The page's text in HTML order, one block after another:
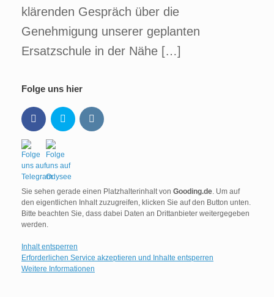
klärenden Gespräch über die
Genehmigung unserer geplanten
Ersatzschule in der Nähe […]
Folge uns hier
Sie sehen gerade einen Platzhalterinhalt von Gooding.de . Um auf
den eigentlichen Inhalt zuzugreifen, klicken Sie auf den Button unten.
Bitte beachten Sie, dass dabei Daten an Drittanbieter weitergegeben
werden.
Inhalt entsperren
Erforderlichen Service akzeptieren und Inhalte entsperren
Weitere Informationen